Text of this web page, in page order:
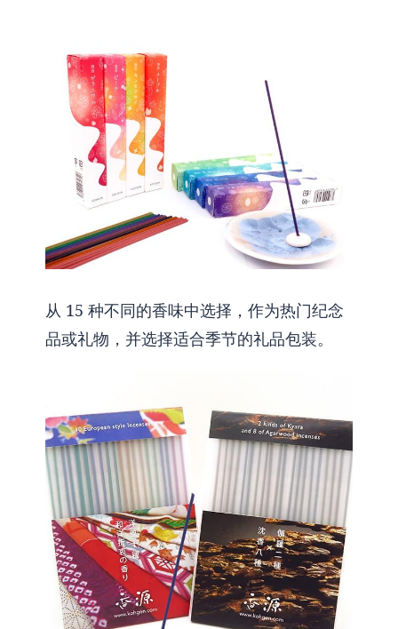
从 15 种不同的香味中选择，作为热门纪念
品或礼物，并选择适合季节的礼品包装。